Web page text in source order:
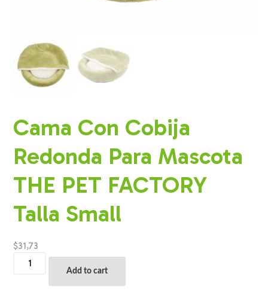
Cama Con Cobija
Redonda Para Mascota
THE PET FACTORY
Talla Small
$31,73
Redonda
Add to cart